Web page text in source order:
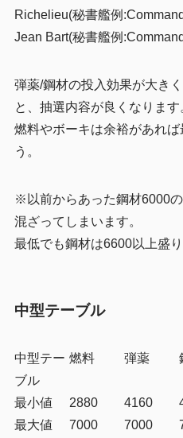
Richelieu(秘書艦例
Jean Bart(秘書艦例
弾薬/鋼材の投入効果が大き
と、抽選内容が良くなります
燃料やボーキは余裕があれ
う。
※以前からあった鋼材6000
混ざってしまいます。
最低でも鋼材は6600以上盛り
中型テーブル
中型テー
ブル
燃料 弾薬
最小値 2880 4160
最大値
7000 7000